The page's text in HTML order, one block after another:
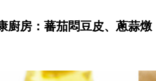
廚房：蕃茄悶豆皮、蔥蒜燉